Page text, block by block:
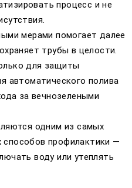
процесс и не
мерами помогает далее
трубы в целости.
для защиты
автоматического полива
за вечнозелеными
одним из самых
профилактики —
воду или утеплять